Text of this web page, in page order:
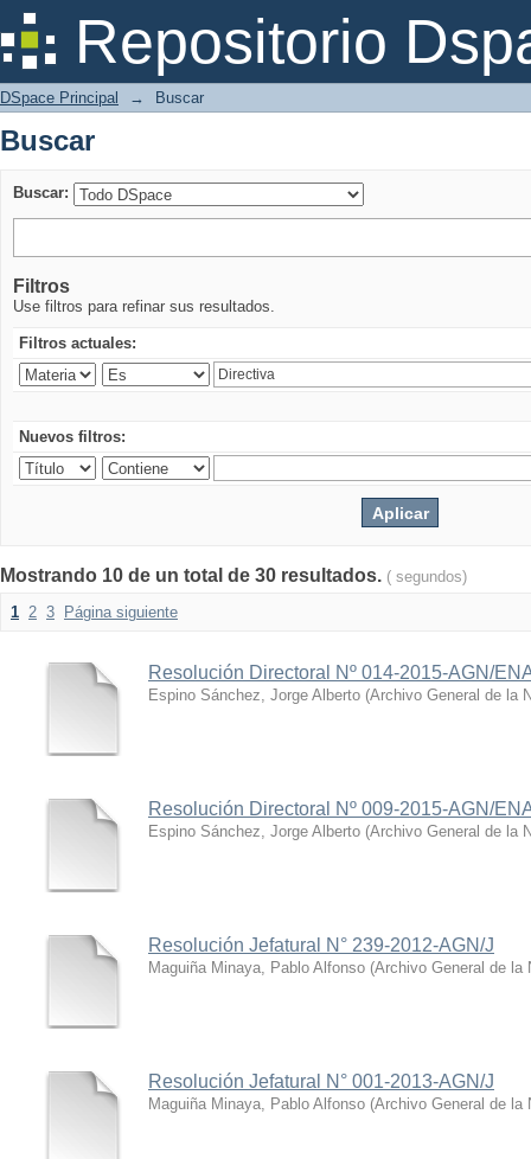
Repositorio
Buscar
DSpace Principal → Buscar
Buscar
Buscar:
Filtros
Use filtros para refinar sus resultados.
Filtros actuales:
Nuevos filtros:
Mostrando 10 de un total de 30 resultados. ( segundos)
1 2 3 Página siguiente
Resolución Directoral Nº 014-2015-AGN/
Espino Sánchez, Jorge Alberto (Archivo General de la
Resolución Directoral Nº 009-2015-AGN/
Espino Sánchez, Jorge Alberto (Archivo General de la
Resolución Jefatural N° 239-2012-AGN/J
Maguiña Minaya, Pablo Alfonso (Archivo General de la
Resolución Jefatural N° 001-2013-AGN/J
Maguiña Minaya, Pablo Alfonso (Archivo General de la